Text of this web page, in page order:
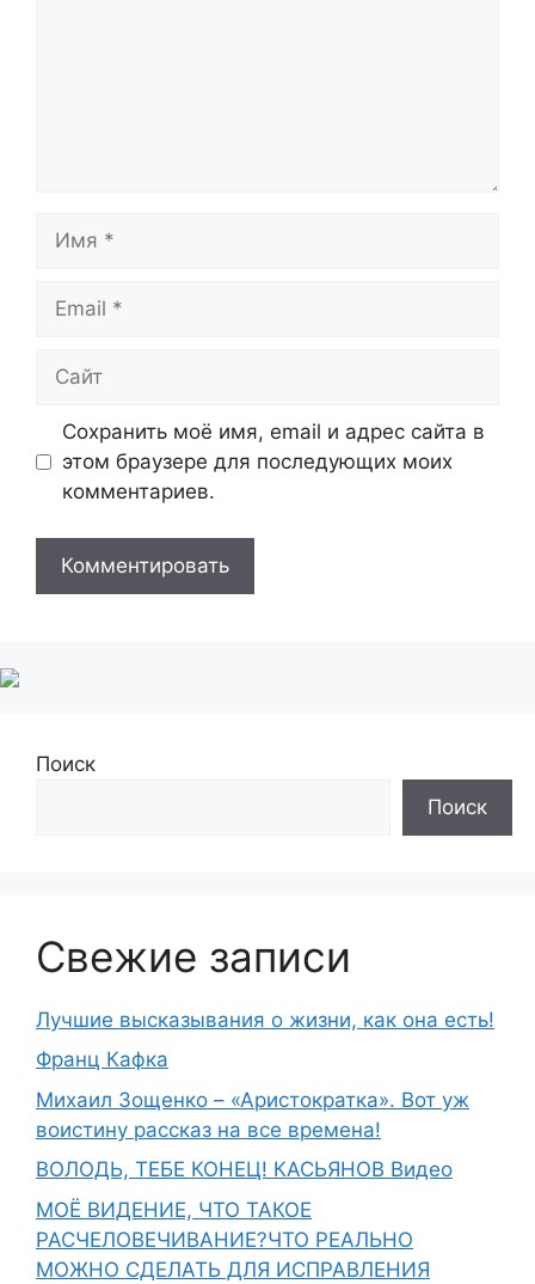
Имя
Email
Сайт
Сохранить моё имя, email и адрес сайта в
этом браузере для последующих моих
комментариев.
Поиск
Поиск
Свежие записи
Лучшие высказывания о жизни, как она есть!
Франц Кафка
Михаил Зощенко – «Аристократка». Вот уж
воистину рассказ на все времена!
ВОЛОДЬ, ТЕБЕ КОНЕЦ! КАСЬЯНОВ Видео
МОЁ ВИДЕНИЕ, ЧТО ТАКОЕ
РАСЧЕЛОВЕЧИВАНИЕ?ЧТО РЕАЛЬНО
МОЖНО СДЕЛАТЬ ДЛЯ ИСПРАВЛЕНИЯ